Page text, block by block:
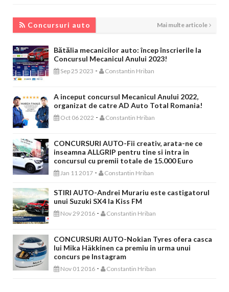
Concursuri auto Mai multe articole
Bătălia mecanicilor auto: încep înscrierile la
Concursul Mecanicul Anului 2023!
Sep 25 2023 - Constantin Hriban
A inceput concursul Mecanicul Anului 2022,
organizat de catre AD Auto Total Romania!
Oct 06 2022 - Constantin Hriban
CONCURSURI AUTO-Fii creativ, arata-ne ce
inseamna ALLGRIP pentru tine si intra in
concursul cu premii totale de 15.000 Euro
Jan 11 2017 - Constantin Hriban
STIRI AUTO-Andrei Murariu este castigatorul
unui Suzuki SX4 la Kiss FM
Nov 29 2016 - Constantin Hriban
CONCURSURI AUTO-Nokian Tyres ofera casca
lui Mika Häkkinen ca premiu in urma unui
concurs pe Instagram
Nov 01 2016 - Constantin Hriban